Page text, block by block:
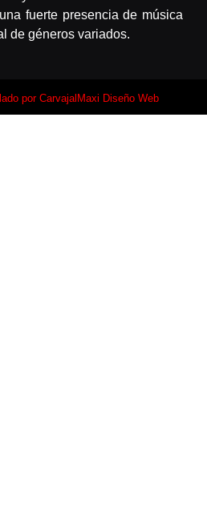
fuerte presencia de música
de géneros variados.
por CarvajalMaxi Diseño Web